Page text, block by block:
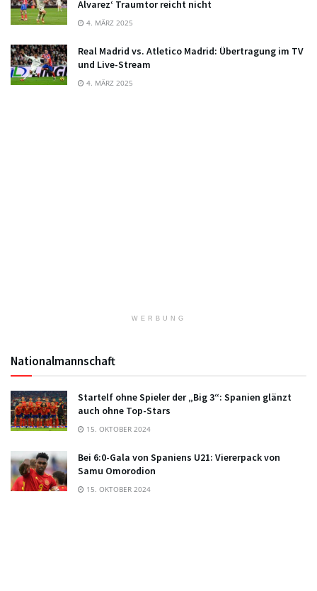
Alvarez‘ Traumtor reicht nicht
4. MÄRZ 2025
Real Madrid vs. Atletico Madrid: Übertragung im TV
und Live-Stream
4. MÄRZ 2025
WERBUNG
Nationalmannschaft
Startelf ohne Spieler der „Big 3“: Spanien glänzt
auch ohne Top-Stars
15. OKTOBER 2024
Bei 6:0-Gala von Spaniens U21: Viererpack von
Samu Omorodion
15. OKTOBER 2024